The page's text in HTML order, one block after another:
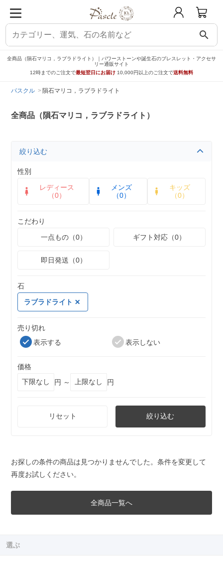
search
全商品（隕石マリコ，ラブラドライト）｜パワーストーンや誕生石のブレスレット・アクセサ
リー通販サイト
12時までのご注文で最短翌日にお届け 10,000円以上のご注文で送料無料
パスクル 隕石マリコ，ラブラドライト
全商品（隕石マリコ，ラブラドライト）
絞り込む
性別
レディース
（0）
メンズ
（0）
キッズ
（0）
こだわり
一点もの（0）
ギフト対応（0）
即日発送（0）
石
ラブラドライト
売り切れ
表示する
表示しない
価格
円 ～
円
リセット 絞り込む
お探しの条件の商品は見つかりませんでした。条件を変更して
再度お試しください。
全商品一覧へ
選ぶ